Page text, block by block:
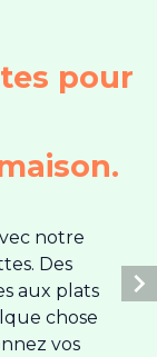
pour
notre
Des
aux plats
chose
vos
